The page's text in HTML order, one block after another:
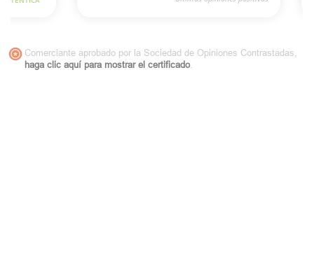
Comerciante aprobado por la Sociedad de Opiniones Contrastadas,
haga clic aquí para mostrar el certificado.